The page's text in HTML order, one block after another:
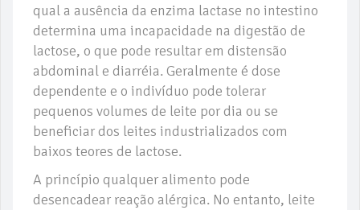
qual a ausência da enzima lactase no intestino
determina uma incapacidade na digestão de
lactose, o que pode resultar em distensão
abdominal e diarréia. Geralmente é dose
dependente e o indivíduo pode tolerar
pequenos volumes de leite por dia ou se
beneficiar dos leites industrializados com
baixos teores de lactose.
A princípio qualquer alimento pode
desencadear reação alérgica. No entanto, leite